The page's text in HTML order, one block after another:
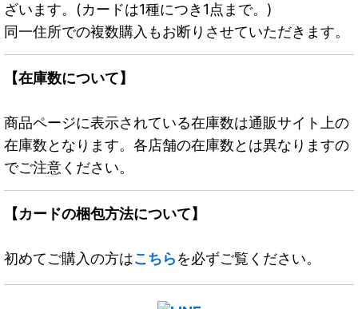
ざいます。(カードは1種につき1点まで。)
同一住所での複数購入もお断りさせていただきます。
【在庫数について】
商品ページに表示されている在庫数は通販サイト上の
在庫数となります。各店舗の在庫数とは異なりますの
でご注意ください。
【カードの梱包方法について】
初めてご購入の方はこちらを必ずご覧ください。